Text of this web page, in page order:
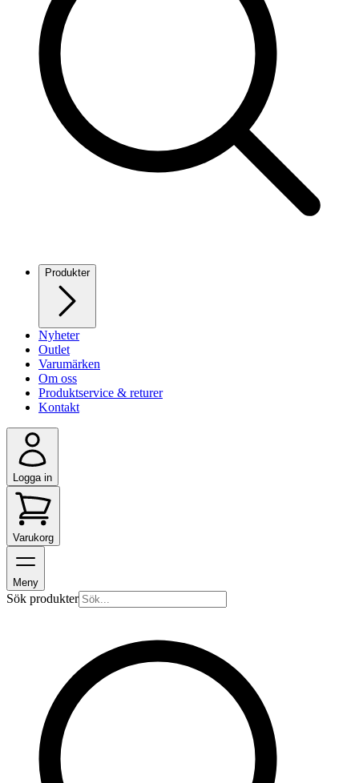
Produkter
Nyheter
Outlet
Varumärken
Om oss
Produktservice & returer
Kontakt
Logga in
Varukorg
Meny
Sök produkter